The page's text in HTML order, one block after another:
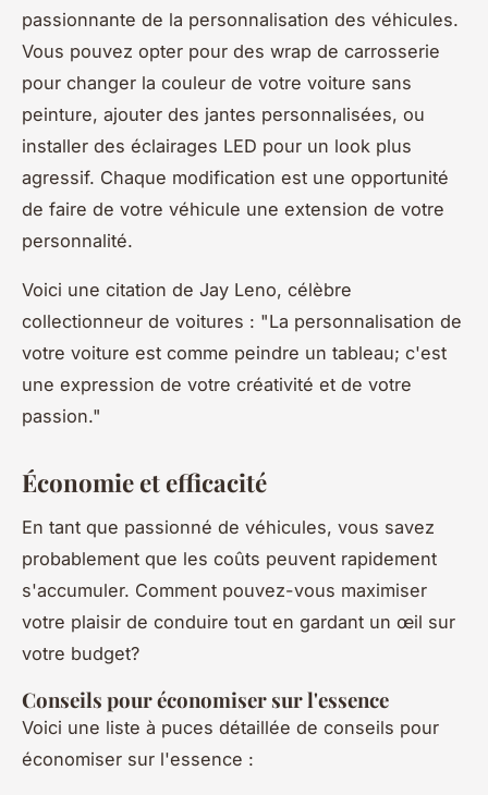
passionnante de la personnalisation des véhicules.
Vous pouvez opter pour des wrap de carrosserie
pour changer la couleur de votre voiture sans
peinture, ajouter des jantes personnalisées, ou
installer des éclairages LED pour un look plus
agressif. Chaque modification est une opportunité
de faire de votre véhicule une extension de votre
personnalité.
Voici une citation de Jay Leno, célèbre
collectionneur de voitures : "La personnalisation de
votre voiture est comme peindre un tableau; c'est
une expression de votre créativité et de votre
passion."
Économie et efficacité
En tant que passionné de véhicules, vous savez
probablement que les coûts peuvent rapidement
s'accumuler. Comment pouvez-vous maximiser
votre plaisir de conduire tout en gardant un œil sur
votre budget?
Conseils pour économiser sur l'essence
Voici une liste à puces détaillée de conseils pour
économiser sur l'essence :